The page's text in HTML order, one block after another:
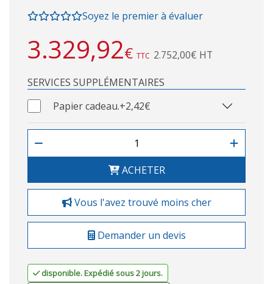
Soyez le premier à évaluer
3.329,92€ TTC 2.752,00€ HT
SERVICES SUPPLÉMENTAIRES
Papier cadeau.+2,42€
ACHETER
Vous l'avez trouvé moins cher
Demander un devis
disponible. Expédié sous 2 jours.